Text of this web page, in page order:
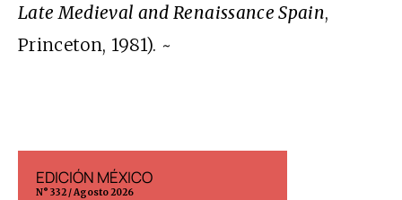
Late Medieval and Renaissance Spain,
Princeton, 1981). ~
EDICIÓN MÉXICO
N° 332 / Agosto 2026